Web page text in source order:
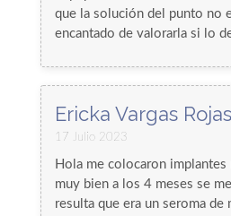
que la solución del punto no
encantado de valorarla si lo
Ericka Vargas Rojas
17 Julio 2023
Hola me colocaron
muy bien a los 4 meses se
resulta que era un seroma de